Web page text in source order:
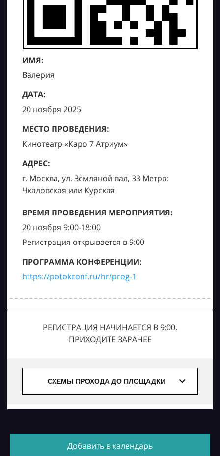
ИМЯ:
Валерия
ДАТА:
20 ноября 2025
МЕСТО ПРОВЕДЕНИЯ:
Кинотеатр «Каро 7 Атриум»
АДРЕС:
г. Москва, ул. Земляной вал, 33 Метро:
Чкаловская или Курская
ВРЕМЯ ПРОВЕДЕНИЯ МЕРОПРИЯТИЯ:
20 ноября 9:00-18:00
Регистрация открывается в 9:00
ПРОГРАММА КОНФЕРЕНЦИИ:
https://potokconf.ru/hr/prog-1
РЕГИСТРАЦИЯ НАЧИНАЕТСЯ В 9:00.
ПРИХОДИТЕ ЗАРАНЕЕ
СХЕМЫ ПРОХОДА ДО ПЛОЩАДКИ
Добавить в календарь